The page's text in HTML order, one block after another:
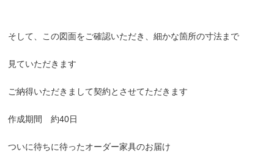
そして、この図面をご確認いただき、細かな箇所の寸法まで
見ていただきます
ご納得いただきまして契約とさせてただきます
作成期間 約40日
ついに待ちに待ったオーダー家具のお届け